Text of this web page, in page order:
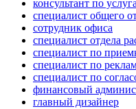
консультант по
специалист общего
сотрудник офиса
специалист отдела
специалист по
специалист по
специалист по
финансовый
главный дизайнер